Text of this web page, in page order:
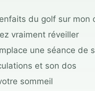
du golf sur mon
vraiment réveiller
une séance de
et son dos
sommeil